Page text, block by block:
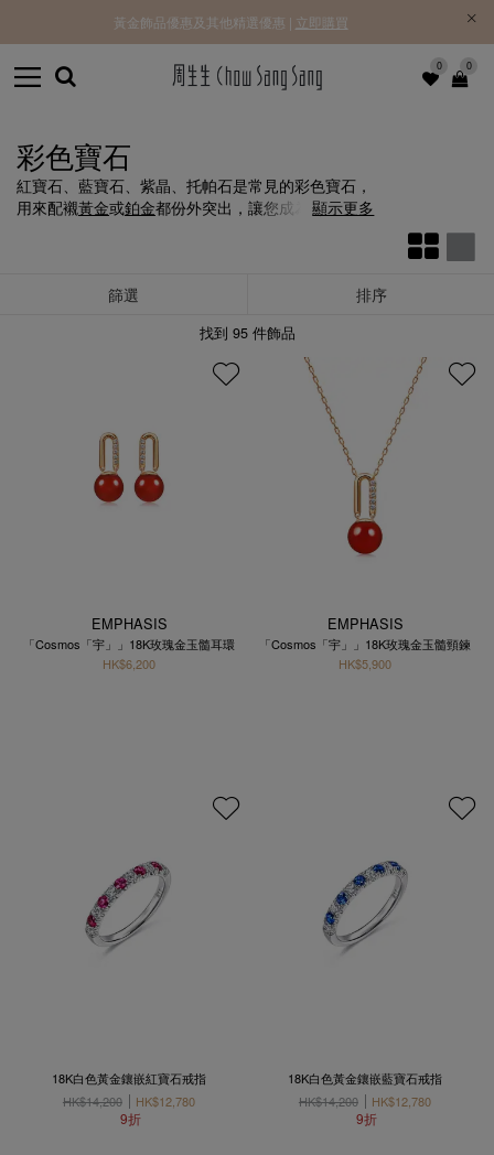
0 0
黃金飾品優惠及其他精選優惠 | 立即購買
彩色寶石
紅寶石、藍寶石、紫晶、托帕石是常見的彩色寶石，
用來配襯黃金或鉑金都份外突出，讓您成為人群中的
顯示更多
篩選 排序
找到 95件飾品
EMPHASIS
「Cosmos「宇」」18K玫瑰金玉髓耳環
HK$6,200
EMPHASIS
「Cosmos「宇」」18K玫瑰金玉髓頸鍊
HK$5,900
18K白色黃金鑲嵌紅寶石戒指
HK$14,200
HK$12,780
9折
18K白色黃金鑲嵌藍寶石戒指
HK$14,200
HK$12,780
9折